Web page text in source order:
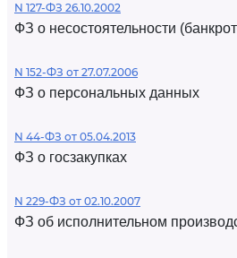
N 127-ФЗ 26.10.2002
ФЗ о несостоятельности
N 152-ФЗ от 27.07.2006
ФЗ о персональных данных
N 44-ФЗ от 05.04.2013
ФЗ о госзакупках
N 229-ФЗ от 02.10.2007
ФЗ об исполнительном